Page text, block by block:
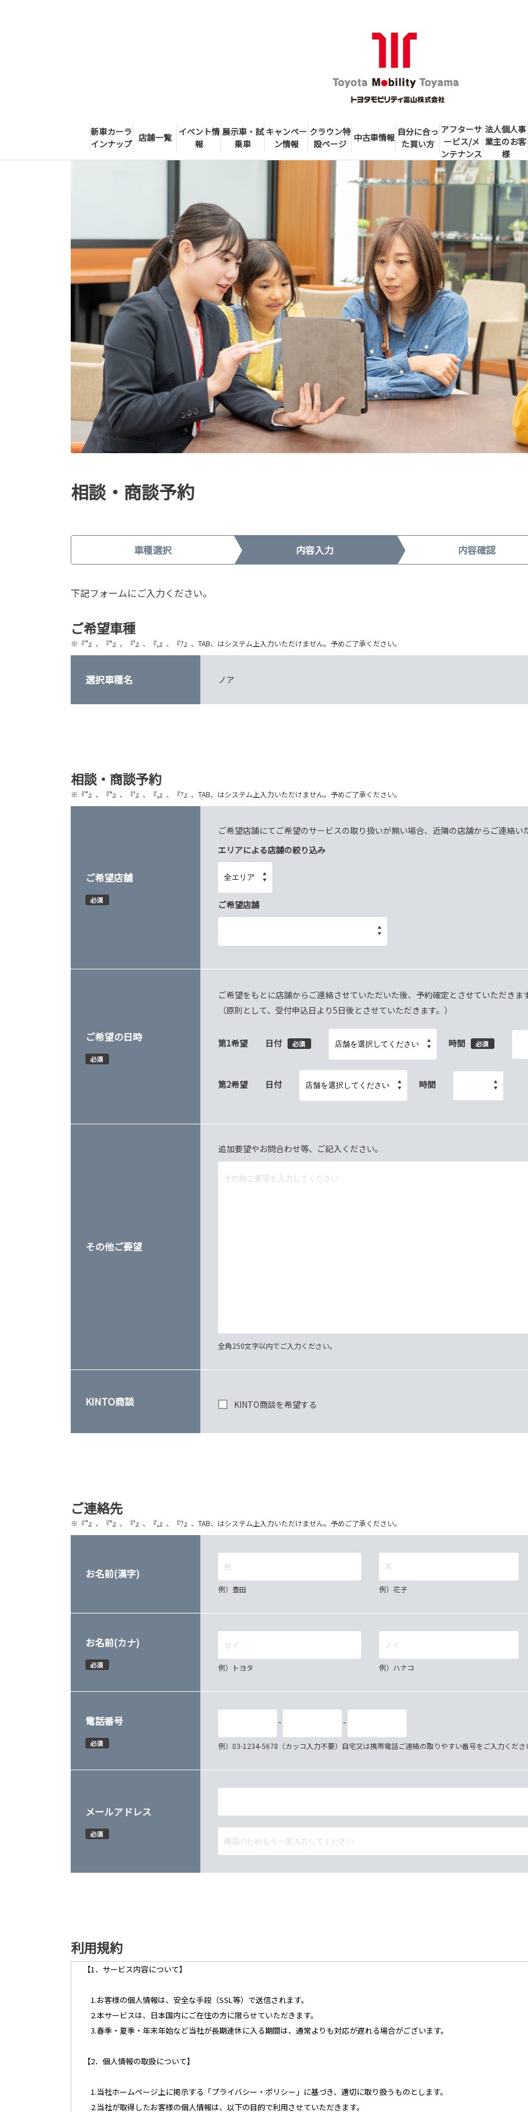
新車カーラ
インナップ
店舗一覧
イベント情
報
展示車・試
乗車
キャンペー
ン情報
クラウン特
設ページ
中古車情報 自分に合っ
た買い方
アフターサ
ービス/メ
ンテナンス
法人個人事
業主のお客
様
相談・商談予約
車種選択 内容入力 内容確認
下記フォームにご入力ください。
ご希望車種
※『”』、『"』、『'』、『,』、『?』、TAB、はシステム上入力いただけません。予めご了承ください。
選択車種名 ノア
相談・商談予約
※『”』、『"』、『'』、『,』、『?』、TAB、はシステム上入力いただけません。予めご了承ください。
ご希望店舗
必須
ご希望店舗にてご希望のサービスの取り扱いが無い場合、近隣の店舗からご連絡い
エリアによる店舗の絞り込み
ご希望店舗
ご希望の日時
必須
ご希望をもとに店舗からご連絡させていただいた後、予約確定とさせていただきま
（原則として、受付申込日より5日後とさせていただきます。）
第1希望 日付 必須 時間 必須
第2希望 日付 時間
その他ご要望
追加要望やお問合わせ等、ご記入ください。
全角250文字以内でご入力ください。
KINTO商談 KINTO商談を希望する
ご連絡先
※『”』、『"』、『'』、『,』、『?』、TAB、はシステム上入力いただけません。予めご了承ください。
お名前(漢字)
例）豊田 例）花子
お名前(カナ)
必須 例）トヨタ 例）ハナコ
電話番号
必須
- -
例）03-1234-5678（カッコ入力不要）自宅又は携帯電話ご連絡の取りやすい番号をご入力くださ
メールアドレス
必須
利用規約
【1．サービス内容について】
1.お客様の個人情報は、安全な手段（SSL等）で送信されます。
2.本サービスは、日本国内にご在住の方に限らせていただきます。
3.春季・夏季・年末年始など当社が長期連休に入る期間は、通常よりも対応が遅れる場合がございます。
【2．個人情報の取扱について】
1.当社ホームページ上に掲示する「プライバシー・ポリシー」に基づき、適切に取り扱うものとします。
2.当社が取得したお客様の個人情報は、以下の目的で利用させていただきます。